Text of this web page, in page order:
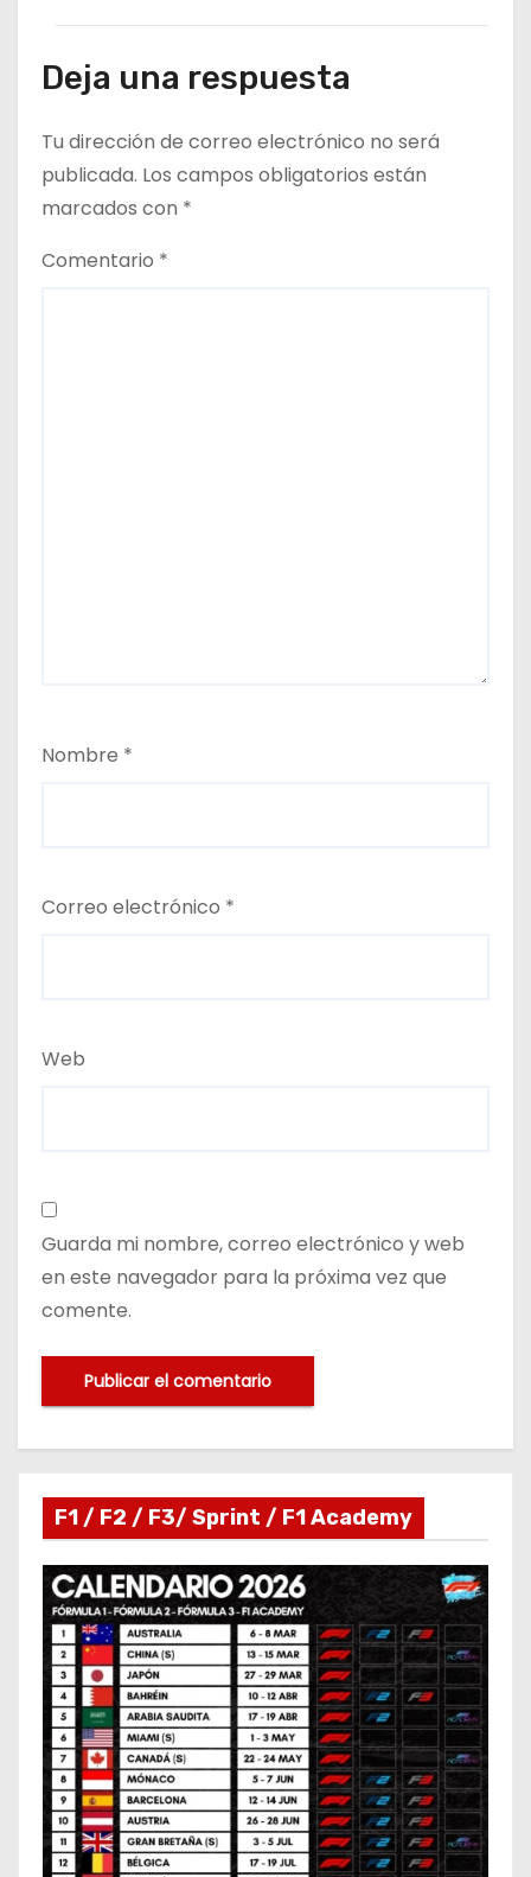
Deja una respuesta
Tu dirección de correo electrónico no será
publicada. Los campos obligatorios están
marcados con *
Comentario *
Nombre *
Correo electrónico *
Web
Guarda mi nombre, correo electrónico y web
en este navegador para la próxima vez que
comente.
F1 / F2 / F3/ Sprint / F1 Academy